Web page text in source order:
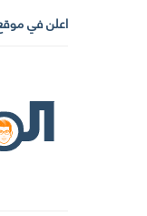
اعلن في